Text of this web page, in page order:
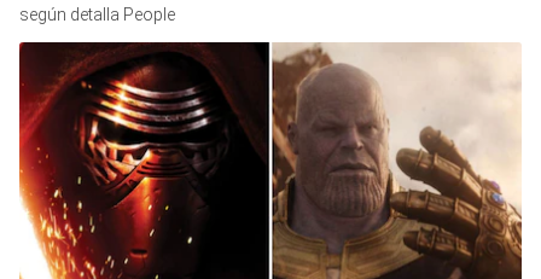
según detalla People